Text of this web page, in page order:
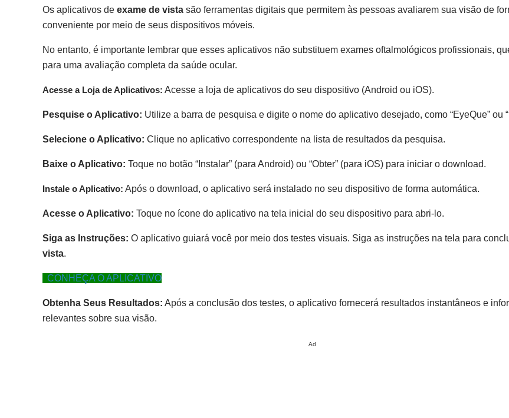
Os aplicativos de exame de vista são ferramentas digitais que permitem às pessoas avaliarem sua visão de
conveniente por meio de seus dispositivos móveis.
No entanto, é importante lembrar que esses aplicativos não substituem exames oftalmológicos profissionais,
para uma avaliação completa da saúde ocular.
Acesse a Loja de Aplicativos: Acesse a loja de aplicativos do seu dispositivo (Android ou iOS).
Pesquise o Aplicativo: Utilize a barra de pesquisa e digite o nome do aplicativo desejado, como “EyeQue” ou
Selecione o Aplicativo: Clique no aplicativo correspondente na lista de resultados da pesquisa.
Baixe o Aplicativo: Toque no botão “Instalar” (para Android) ou “Obter” (para iOS) para iniciar o download.
Instale o Aplicativo: Após o download, o aplicativo será instalado no seu dispositivo de forma automática.
Acesse o Aplicativo: Toque no ícone do aplicativo na tela inicial do seu dispositivo para abri-lo.
Siga as Instruções: O aplicativo guiará você por meio dos testes visuais. Siga as instruções na tela para
vista.
CONHEÇA O APLICATIVO
Obtenha Seus Resultados: Após a conclusão dos testes, o aplicativo fornecerá resultados instantâneos e
relevantes sobre sua visão.
Ad